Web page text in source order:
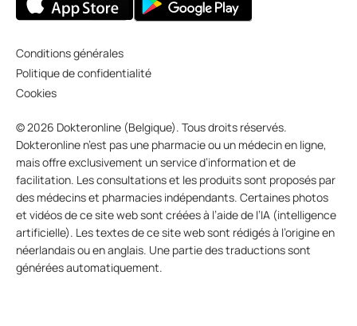
Conditions générales
Politique de confidentialité
Cookies
© 2026 Dokteronline (Belgique). Tous droits réservés.
Dokteronline n’est pas une pharmacie ou un médecin en ligne,
mais offre exclusivement un service d’information et de
facilitation. Les consultations et les produits sont proposés par
des médecins et pharmacies indépendants. Certaines photos
et vidéos de ce site web sont créées à l’aide de l’IA (intelligence
artificielle). Les textes de ce site web sont rédigés à l’origine en
néerlandais ou en anglais. Une partie des traductions sont
générées automatiquement.